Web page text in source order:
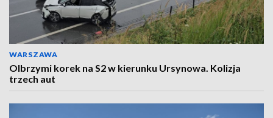
WARSZAWA
Olbrzymi korek na S2 w kierunku Ursynowa. Kolizja
trzech aut